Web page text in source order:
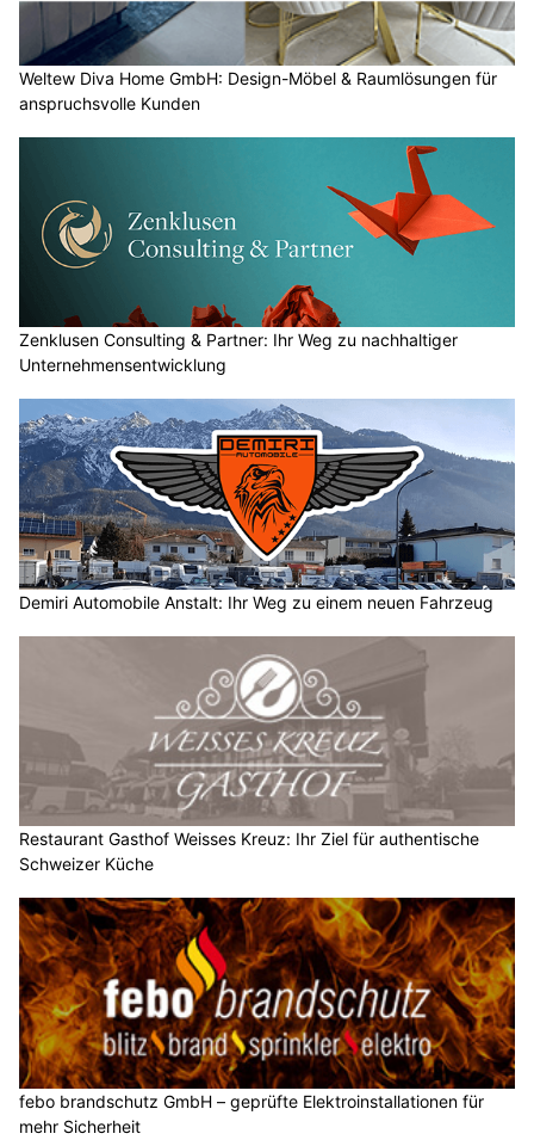
Weltew Diva Home GmbH: Design-Möbel & Raumlösungen für
anspruchsvolle Kunden
Zenklusen Consulting & Partner: Ihr Weg zu nachhaltiger
Unternehmensentwicklung
Demiri Automobile Anstalt: Ihr Weg zu einem neuen Fahrzeug
Restaurant Gasthof Weisses Kreuz: Ihr Ziel für authentische
Schweizer Küche
febo brandschutz GmbH – geprüfte Elektroinstallationen für
mehr Sicherheit